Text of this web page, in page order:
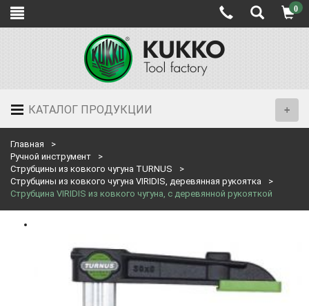
0
КАТАЛОГ ПРОДУКЦИИ
Главная
Ручной инструмент
Струбцины из ковкого чугуна TURNUS
Струбцины из ковкого чугуна VIRIDIS, деревянная рукоятка
Струбцина VIRIDIS из ковкого чугуна, с деревянной рукояткой